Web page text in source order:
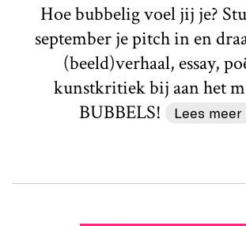
Hoe bubbelig voel jij je?
september je pitch in en
(beeld)verhaal, essay,
kunstkritiek bij aan het
BUBBELS!
Lees meer